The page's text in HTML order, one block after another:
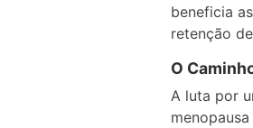
beneficia
retenção
O
A luta por